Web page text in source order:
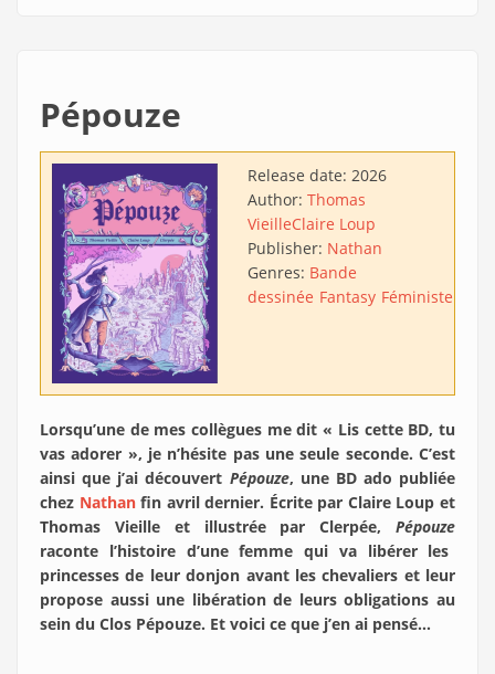
Pépouze
Release date: 2026
Author: Thomas
VieilleClaire Loup
Publisher: Nathan
Genres: Bande
dessinée Fantasy Féministe
Lorsqu’une de mes collègues me dit « Lis cette BD, tu
vas adorer », je n’hésite pas une seule seconde. C’est
ainsi que j’ai découvert Pépouze, une BD ado publiée
chez Nathanfin avril dernier. Écrite par Claire Loup et
Thomas Vieille et illustrée par Clerpée, Pépouze
raconte l’histoire d’une femme qui va libérer les
princesses de leur donjon avant les chevaliers et leur
propose aussi une libération de leurs obligations au
sein du Clos Pépouze. Et voici ce que j’en ai pensé…